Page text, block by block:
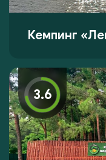
Кемпинг
3.6